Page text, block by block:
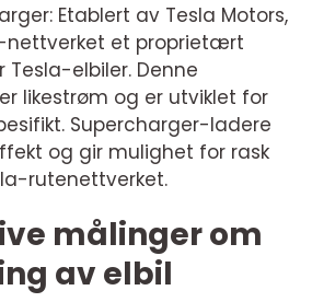
Etablert av Tesla Motors,
nettverket et proprietært
elbiler. Denne
likestrøm og er utviklet for
Supercharger-ladere
og gir mulighet for rask
rutenettverket.
målinger om
av elbil